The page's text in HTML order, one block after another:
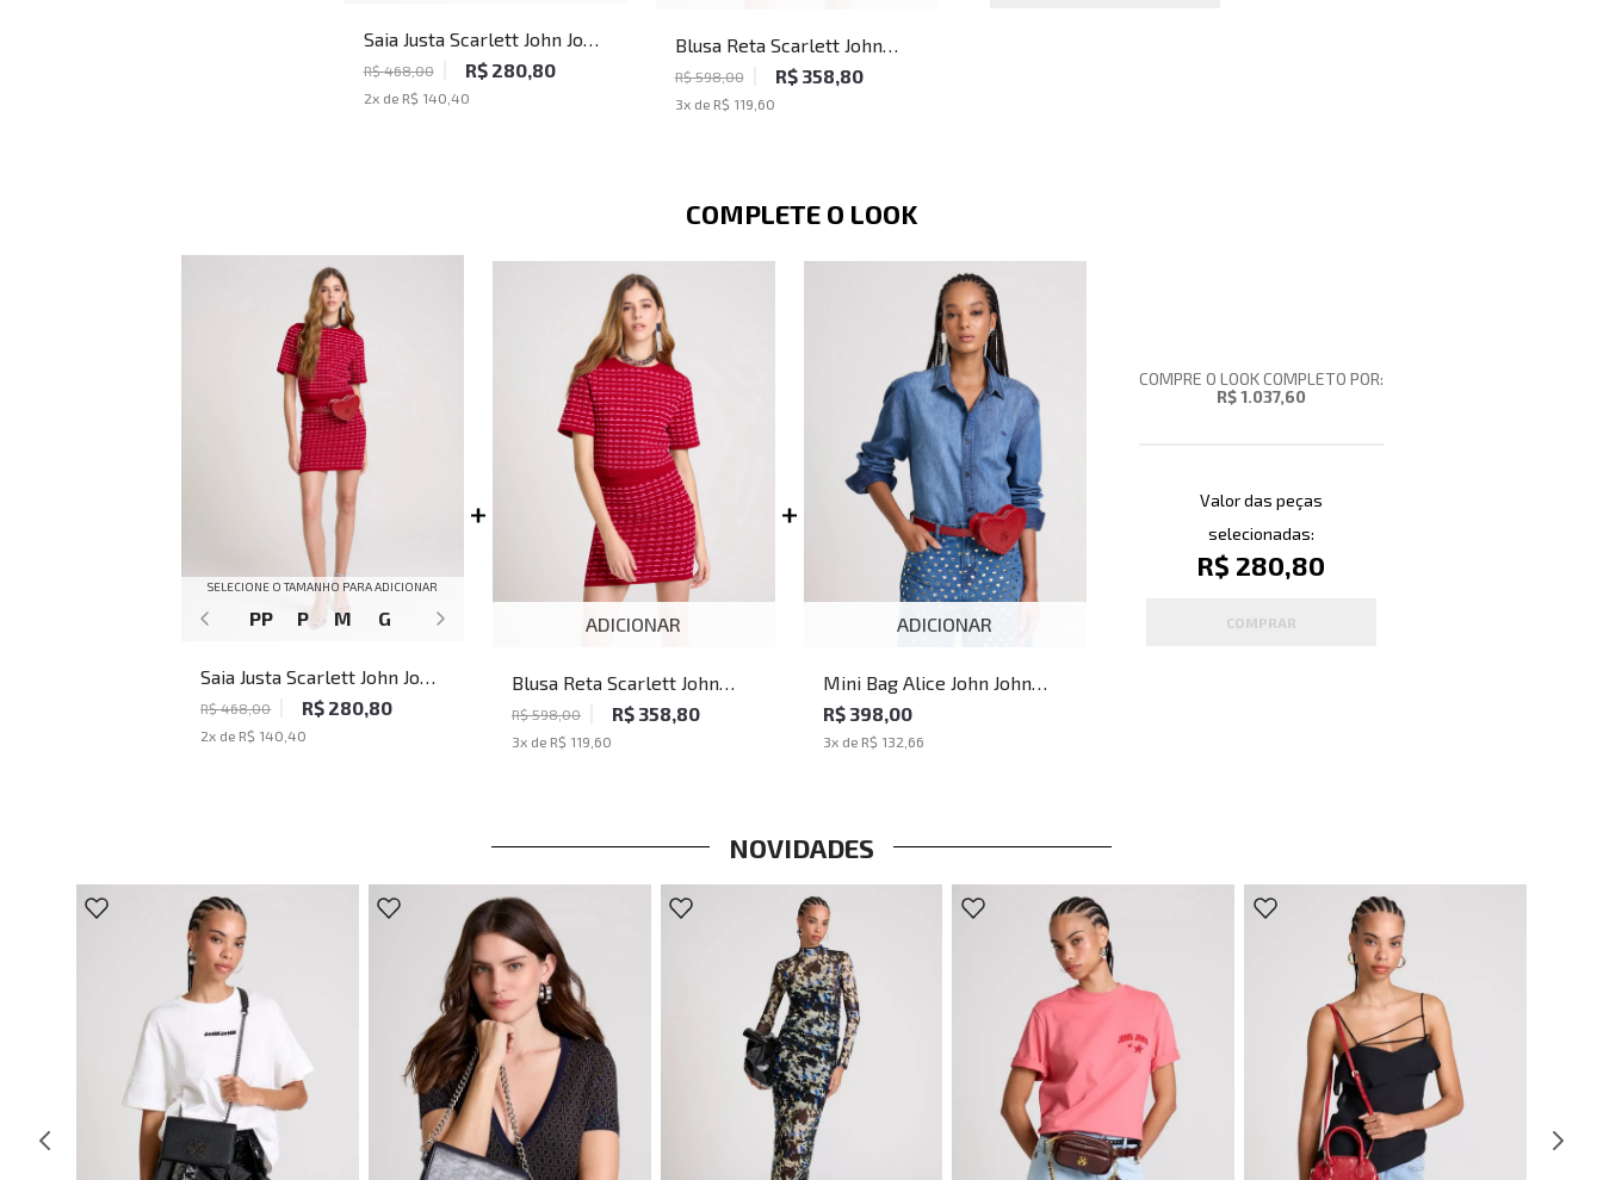
Saia Justa Scarlett John John
Feminina
R$ 468,00 R$ 280,80
2x de R$ 140,40
Blusa Reta Scarlett John
John Feminina
R$ 598,00 R$ 358,80
3x de R$ 119,60
COMPLETE O LOOK
SELECIONE O TAMANHO PARA ADICIONAR
PP P M G
Saia Justa Scarlett John John
Feminina
R$ 468,00 R$ 280,80
2x de R$ 140,40
ADICIONAR
Blusa Reta Scarlett John
John Feminina
R$ 598,00 R$ 358,80
3x de R$ 119,60
ADICIONAR
Mini Bag Alice John John
Feminina
R$ 398,00
3x de R$ 132,66
COMPRE O LOOK COMPLETO POR:
R$ 1.037,60
Valor das peças
selecionadas:
R$ 280,80
COMPRAR
NOVIDADES